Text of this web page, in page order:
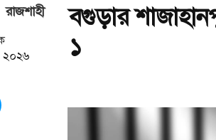
রাজশাহী
২০২৬
বগুড়ার
১